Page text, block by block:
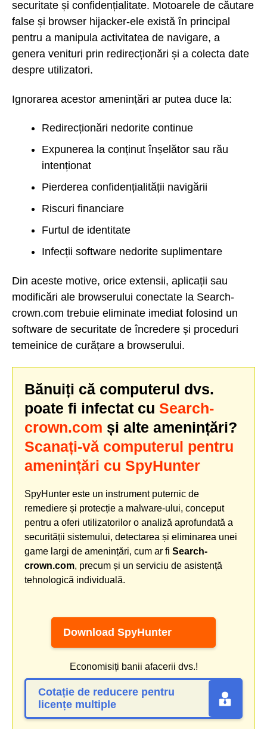
securitate și confidențialitate. Motoarele de căutare
false și browser hijacker-ele există în principal
pentru a manipula activitatea de navigare, a
genera venituri prin redirecționări și a colecta date
despre utilizatori.
Ignorarea acestor amenințări ar putea duce la:
Redirecționări nedorite continue
Expunerea la conținut înșelător sau rău
intenționat
Pierderea confidențialității navigării
Riscuri financiare
Furtul de identitate
Infecții software nedorite suplimentare
Din aceste motive, orice extensii, aplicații sau
modificări ale browserului conectate la Search-
crown.com trebuie eliminate imediat folosind un
software de securitate de încredere și proceduri
temeinice de curățare a browserului.
Bănuiți că computerul dvs.
poate fi infectat cu Search-
crown.com și alte amenințări?
Scanați-vă computerul pentru
amenințări cu SpyHunter
SpyHunter este un instrument puternic de
remediere și protecție a malware-ului, conceput
pentru a oferi utilizatorilor o analiză aprofundată a
securității sistemului, detectarea și eliminarea unei
game largi de amenințări, cum ar fi Search-
crown.com, precum și un serviciu de asistență
tehnologică individuală.
Download SpyHunter
Economisiți banii afacerii dvs.!
Cotație de reducere pentru
licențe multiple